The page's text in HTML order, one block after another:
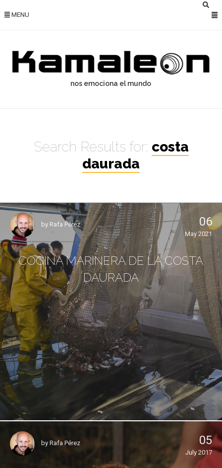
MENU
nos emociona el mundo
Search Results for: costa
daurada
by Rafa Pérez 06
May 2021
COCINA MARINERA DE LA COSTA
DAURADA
by Rafa Pérez 05
July 2017